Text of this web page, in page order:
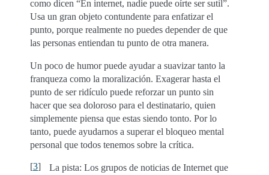
como dicen “En internet, nadie puede oírte ser sutil”.
Usa un gran objeto contundente para enfatizar el
punto, porque realmente no puedes depender de que
las personas entiendan tu punto de otra manera.
Un poco de humor puede ayudar a suavizar tanto la
franqueza como la moralización. Exagerar hasta el
punto de ser ridículo puede reforzar un punto sin
hacer que sea doloroso para el destinatario, quien
simplemente piensa que estas siendo tonto. Por lo
tanto, puede ayudarnos a superar el bloqueo mental
personal que todos tenemos sobre la crítica.
[3]
La pista: Los grupos de noticias de Internet que